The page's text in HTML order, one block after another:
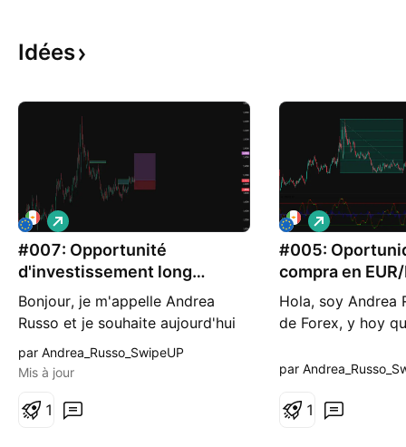
Idées
#007: Opportunité
d'investissement long
EUR/MXN
Bonjour, je m'appelle Andrea
Russo et je souhaite aujourd'hui
vous présenter cette opportunité
d'investissement long sur
approfondie des flux
L
o
n
par Andrea_Russo_SwipeUP
Mis à jour
1
#005:
compra en
Hola, soy Andrea
de Forex, y hoy
compra en EUR/
descubrir todos
L
o
n
par
1